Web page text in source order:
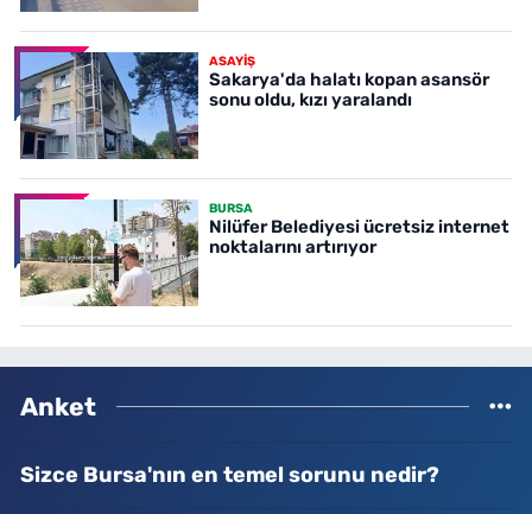
ASAYİŞ
Sakarya'da halatı kopan asansör
sonu oldu, kızı yaralandı
BURSA
Nilüfer Belediyesi ücretsiz internet
noktalarını artırıyor
Anket
Sizce Bursa'nın en temel sorunu nedir?